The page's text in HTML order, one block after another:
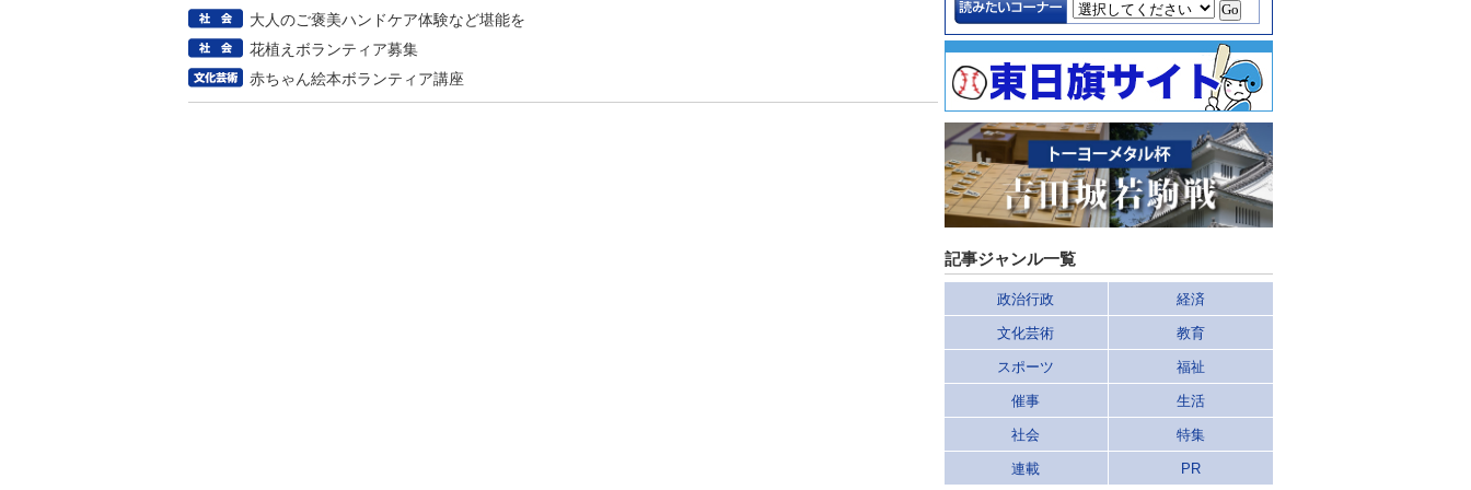
大人のご褒美ハンドケア体験など堪能を
花植えボランティア募集
赤ちゃん絵本ボランティア講座
記事ジャンル一覧
政治行政 経済
文化芸術 教育
スポーツ 福祉
催事 生活
社会 特集
連載 PR